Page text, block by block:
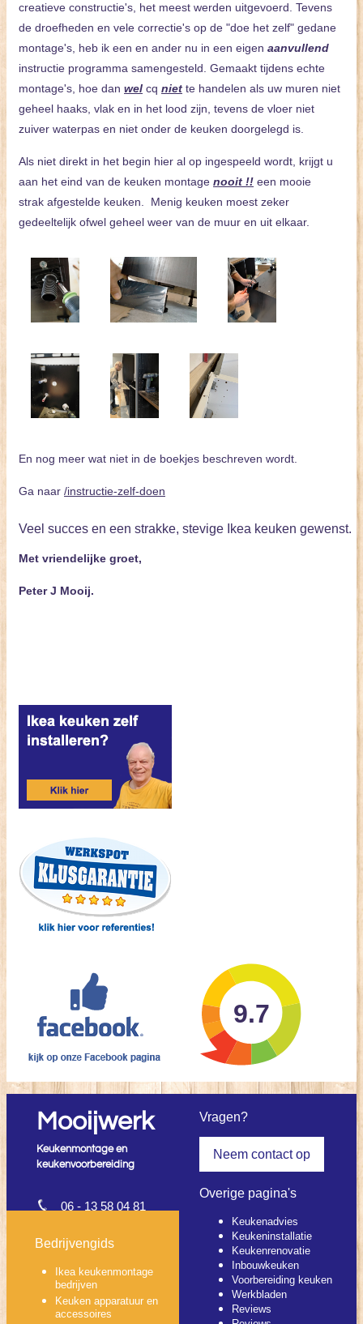
creatieve constructie's, het meest werden uitgevoerd. Tevens
de droefheden en vele correctie's op de "doe het zelf" gedane
montage's, heb ik een en ander nu in een eigen aanvullend
instructie programma samengesteld. Gemaakt tijdens echte
montage's, hoe dan wel cq niet te handelen als uw muren niet
geheel haaks, vlak en in het lood zijn, tevens de vloer niet
zuiver waterpas en niet onder de keuken doorgelegd is.
Als niet direkt in het begin hier al op ingespeeld wordt, krijgt u
aan het eind van de keuken montage nooit !! een mooie
strak afgestelde keuken. Menig keuken moest zeker
gedeeltelijk ofwel geheel weer van de muur en uit elkaar.
En nog meer wat niet in de boekjes beschreven wordt.
Ga naar /instructie-zelf-doen
Veel succes en een strakke, stevige Ikea keuken gewenst.
Met vriendelijke groet,
Peter J Mooij.
9.7
Mooijwerk
Keukenmontage en
keukenvoorbereiding
06 - 13 58 04 81
Contactpagina
Vragen?
Neem contact op
Overige pagina's
Keukenadvies
Keukeninstallatie
Keukenrenovatie
Inbouwkeuken
Voorbereiding keuken
Werkbladen
Reviews
Bedrijvengids
Ikea keukenmontage
bedrijven
Keuken apparatuur en
accessoires